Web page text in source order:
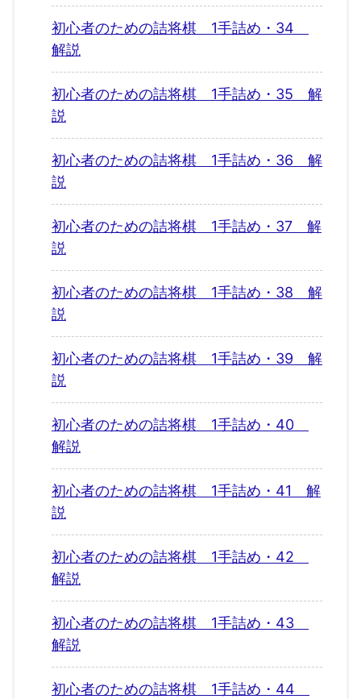
初心者のための詰将棋 1手詰め・34
解説
初心者のための詰将棋 1手詰め・35 解
説
初心者のための詰将棋 1手詰め・36 解
説
初心者のための詰将棋 1手詰め・37 解
説
初心者のための詰将棋 1手詰め・38 解
説
初心者のための詰将棋 1手詰め・39 解
説
初心者のための詰将棋 1手詰め・40
解説
初心者のための詰将棋 1手詰め・41 解
説
初心者のための詰将棋 1手詰め・42
解説
初心者のための詰将棋 1手詰め・43
解説
初心者のための詰将棋 1手詰め・44